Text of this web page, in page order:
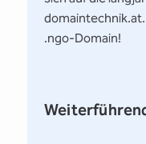
.ngo-Domain!